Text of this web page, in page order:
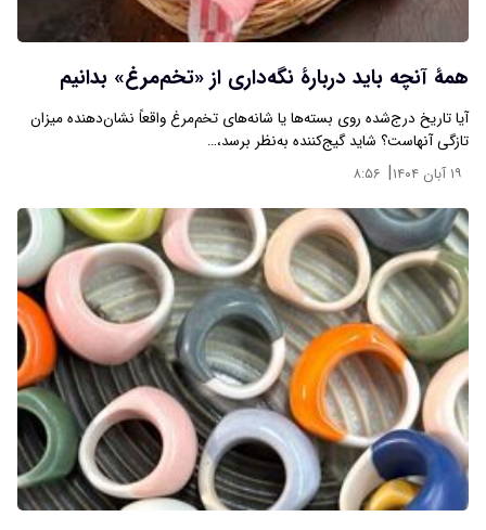
همۀ آنچه باید دربارۀ نگه‌داری از «تخم‌مرغ» بدانیم
آیا تاریخ درج‌شده روی بسته‌ها یا شانه‌های تخم‌مرغ واقعاً نشان‌دهنده میزان
تازگی آنهاست؟ شاید گیج‌کننده به‌نظر برسد،…
۱۹ آبان ۱۴۰۴ | ۸:۵۶